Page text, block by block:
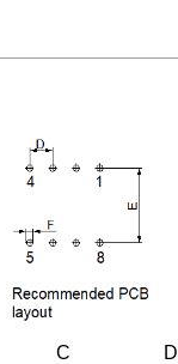
C
D